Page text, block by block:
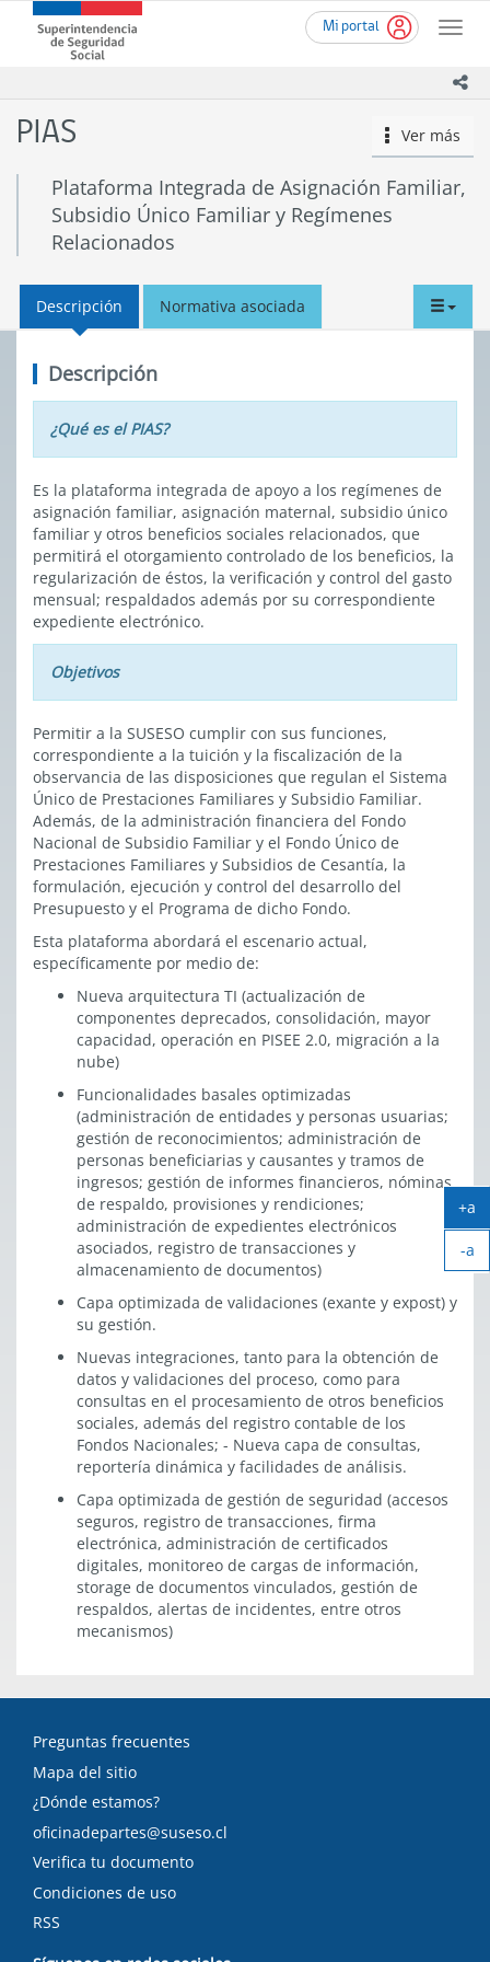
contenido
Mi portal
Toggle
Superintendencia
de
(SUSESO)
-
de
Chile
icono
Ver más
PIAS
Plataforma Integrada de Asignación Familiar,
Subsidio Único Familiar y Regímenes
Relacionados
Descripción Normativa asociada
Descripción
¿Qué es el PIAS?
Es la plataforma integrada de apoyo a los regímenes de
asignación familiar, asignación maternal, subsidio único
familiar y otros beneficios sociales relacionados, que
permitirá el otorgamiento controlado de los beneficios, la
regularización de éstos, la verificación y control del gasto
mensual; respaldados además por su correspondiente
expediente electrónico.
Objetivos
Permitir a la SUSESO cumplir con sus funciones,
correspondiente a la tuición y la fiscalización de la
observancia de las disposiciones que regulan el Sistema
Único de Prestaciones Familiares y Subsidio Familiar.
Además, de la administración financiera del Fondo
Nacional de Subsidio Familiar y el Fondo Único de
Prestaciones Familiares y Subsidios de Cesantía, la
formulación, ejecución y control del desarrollo del
Presupuesto y el Programa de dicho Fondo.
Esta plataforma abordará el escenario actual,
específicamente por medio de:
Nueva arquitectura TI (actualización de
componentes deprecados, consolidación, mayor
capacidad, operación en PISEE 2.0, migración a la
nube)
Funcionalidades basales optimizadas
(administración de entidades y personas usuarias;
gestión de reconocimientos; administración de
personas beneficiarias y causantes y tramos de
ingresos; gestión de informes financieros, nóminas
de respaldo, provisiones y rendiciones;
administración de expedientes electrónicos
asociados, registro de transacciones y
almacenamiento de documentos)
Capa optimizada de validaciones (exante y expost) y
su gestión.
Nuevas integraciones, tanto para la obtención de
datos y validaciones del proceso, como para
consultas en el procesamiento de otros beneficios
sociales, además del registro contable de los
Fondos Nacionales; - Nueva capa de consultas,
reportería dinámica y facilidades de análisis.
Capa optimizada de gestión de seguridad (accesos
seguros, registro de transacciones, firma
electrónica, administración de certificados
digitales, monitoreo de cargas de información,
storage de documentos vinculados, gestión de
respaldos, alertas de incidentes, entre otros
mecanismos)
Preguntas frecuentes
Mapa del sitio
¿Dónde estamos?
oficinadepartes@suseso.cl
Verifica tu documento
Condiciones de uso
RSS
+a
-a